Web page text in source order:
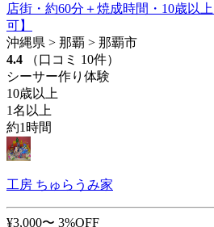
店街・約60分＋焼成時間・10歳以
可】
沖縄県 > 那覇 > 那覇市
4.4
（口コミ 10件）
シーサー作り体験
10歳以上
1名以上
約1時間
工房 ちゅらうみ家
¥3,000〜 3%OFF